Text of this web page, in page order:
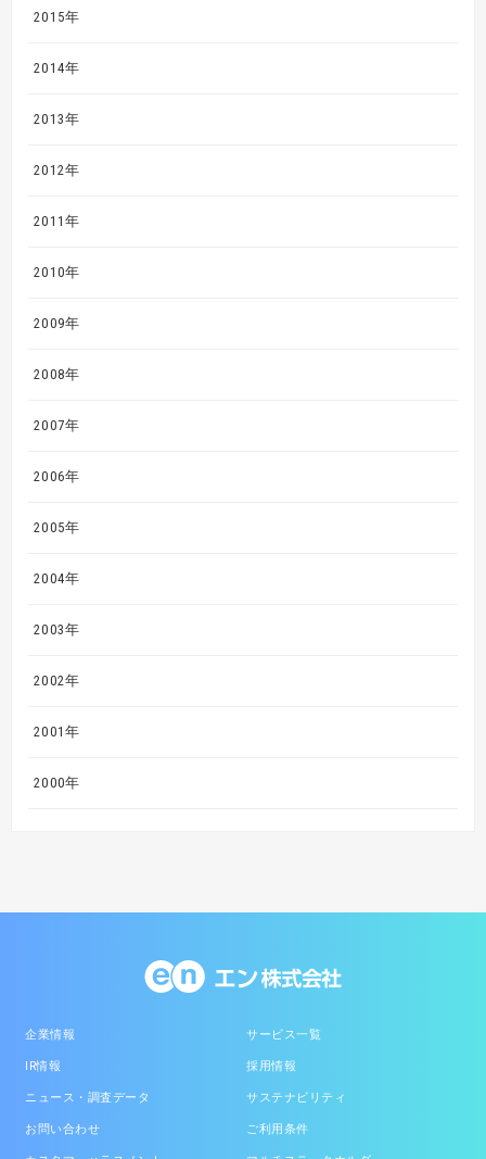
2015年
2014年
2013年
2012年
2011年
2010年
2009年
2008年
2007年
2006年
2005年
2004年
2003年
2002年
2001年
2000年
企業情報 サービス一覧
IR情報 採用情報
ニュース・調査データ サステナビリティ
お問い合わせ ご利用条件